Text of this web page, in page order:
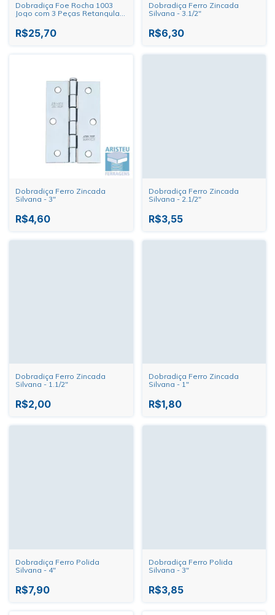
Dobradiça Foe Rocha 1003
Jogo com 3 Peças Retangular
R$25,70
Dobradiça Ferro Zincada
Silvana - 3.1/2"
R$6,30
Dobradiça Ferro Zincada
Silvana - 3"
R$4,60
Dobradiça Ferro Zincada
Silvana - 2.1/2"
R$3,55
Dobradiça Ferro Zincada
Silvana - 1.1/2"
R$2,00
Dobradiça Ferro Zincada
Silvana - 1"
R$1,80
Dobradiça Ferro Polida
Silvana - 4"
R$7,90
Dobradiça Ferro Polida
Silvana - 3"
R$3,85